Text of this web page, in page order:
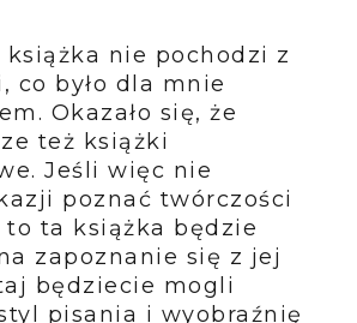
książka nie pochodzi z
co było dla mnie
Okazało się, że
też książki
Jeśli więc nie
poznać twórczości
to ta książka będzie
zapoznanie się z jej
będziecie mogli
pisania i wyobraźnię